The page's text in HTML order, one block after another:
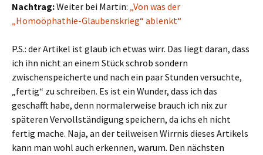
Nachtrag:Weiter bei Martin: „Von was der
„Homoöphathie-Glaubenskrieg“ ablenkt“
P.S.: der Artikel ist glaub ich etwas wirr. Das liegt daran, dass
ich ihn nicht an einem Stück schrob sondern
zwischenspeicherte und nach ein paar Stunden versuchte,
„fertig“ zu schreiben. Es ist ein Wunder, dass ich das
geschafft habe, denn normalerweise brauch ich nix zur
späteren Vervollständigung speichern, da ichs eh nicht
fertig mache. Naja, an der teilweisen Wirrnis dieses Artikels
kann man wohl auch erkennen, warum. Den nächsten